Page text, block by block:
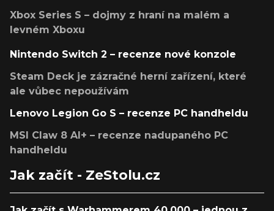
Xbox Series S – dojmy z hraní na malém a
levném Xboxu
Nintendo Switch 2 – recenze nové konzole
Steam Deck je zázračné herní zařízení, které
ale vůbec nepoužívám
Lenovo Legion Go S – recenze PC handheldu
MSI Claw 8 AI+ – recenze nadupaného PC
handheldu
Jak začít - ZeStolu.cz